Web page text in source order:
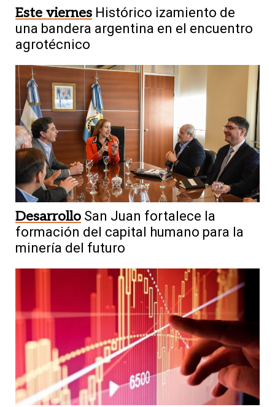
Este viernes Histórico izamiento de
una bandera argentina en el encuentro
agrotécnico
Desarrollo San Juan fortalece la
formación del capital humano para la
minería del futuro